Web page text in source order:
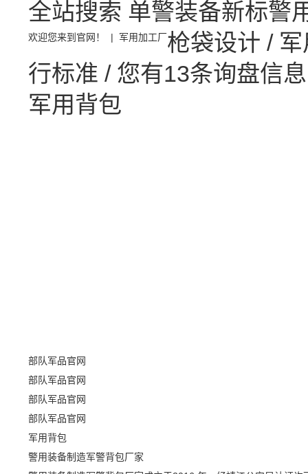
全站搜索 单警装备新标警
欢迎您来到官网！ | 军用加工厂枪袋设计 /
行标准 / 您有13条询盘信
军用背包
部队军品官网
部队军品官网
部队军品官网
部队军品官网
军用背包
警用装备制造军警背包厂家